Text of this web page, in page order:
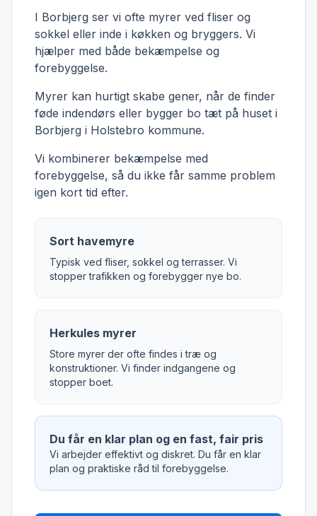
I Borbjerg ser vi ofte myrer ved fliser og
sokkel eller inde i køkken og bryggers. Vi
hjælper med både bekæmpelse og
forebyggelse.
Myrer kan hurtigt skabe gener, når de finder
føde indendørs eller bygger bo tæt på huset i
Borbjerg i Holstebro kommune.
Vi kombinerer bekæmpelse med
forebyggelse, så du ikke får samme problem
igen kort tid efter.
Sort havemyre
Typisk ved fliser, sokkel og terrasser. Vi
stopper trafikken og forebygger nye bo.
Herkules myrer
Store myrer der ofte findes i træ og
konstruktioner. Vi finder indgangene og
stopper boet.
Du får en klar plan og en fast, fair pris
Vi arbejder effektivt og diskret. Du får en klar
plan og praktiske råd til forebyggelse.